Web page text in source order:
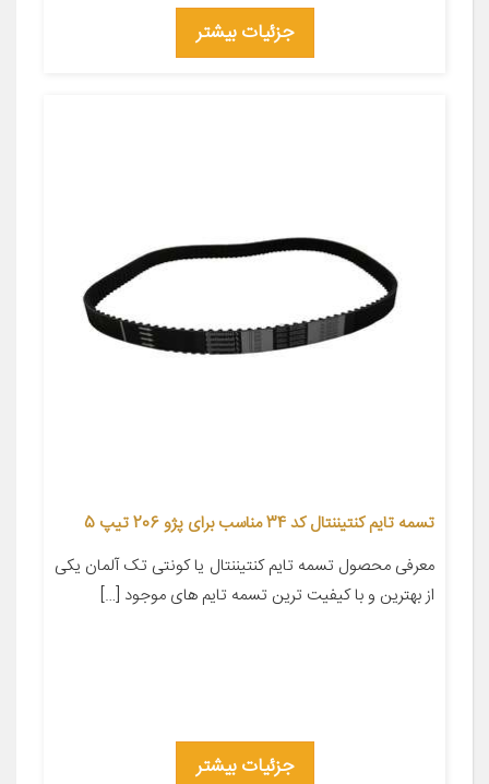
جزئیات بیشتر
تسمه تایم کنتیننتال کد 34 مناسب برای پژو 206 تیپ 5
معرفی محصول تسمه تایم کنتیننتال یا کونتی تک آلمان یکی
از بهترین و با کیفیت ترین تسمه تایم های موجود […]
جزئیات بیشتر